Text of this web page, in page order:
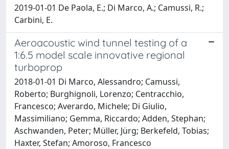
2019-01-01 De Paola, E.; Di Marco, A.; Camussi, R.;
Carbini, E.
Aeroacoustic wind tunnel testing of a
1:6.5 model scale innovative regional
turboprop
2018-01-01 Di Marco, Alessandro; Camussi,
Roberto; Burghignoli, Lorenzo; Centracchio,
Francesco; Averardo, Michele; Di Giulio,
Massimiliano; Gemma, Riccardo; Adden, Stephan;
Aschwanden, Peter; Müller, Jürg; Berkefeld, Tobias;
Haxter, Stefan; Amoroso, Francesco